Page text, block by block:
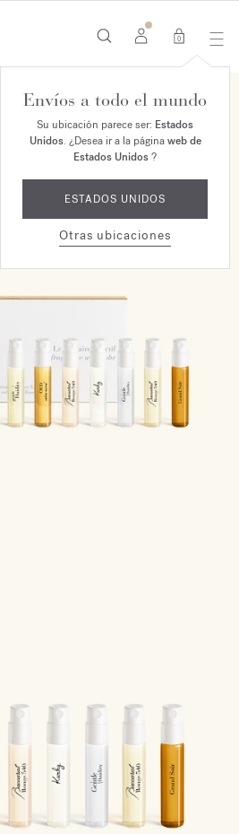
0
Envíos a todo el mundo
Su ubicación parece ser: Estados
Unidos. ¿Desea ir a la páginaweb de
Estados Unidos?
ESTADOS UNIDOS
Otras ubicaciones
NUEVO